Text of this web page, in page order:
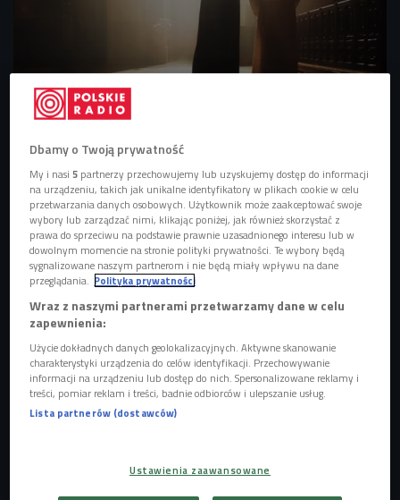
konklawe, którzy w dniu rozpoczęcia wakatu w Stolicy Apostolskiej nie
Gorodenkoff/Shutterstock.com
16 października obchodzimy 45. rocznicę wyboru
Karola Wojtyły na papieża.
Papieża wybierają kardynałowie w trakcie konklawe.
Kandydaci wybierani są z ich grona. Powinni
odznaczać się pobożnością i znajomością prawa
kanonicznego.
Po głosowaniu karty z nazwiskami kandydatów są
palone.
Na czas konklawe kardynałowie są zamknięci w
Kto wybiera papieża?
Dbamy o Twoją prywatność
My i nasi5 partnerzy przechowujemy lub uzyskujemy dostęp do informacji
na urządzeniu, takich jak unikalne identyfikatory w plikach cookie w celu
przetwarzania danych osobowych. Użytkownik może zaakceptować swoje
wybory lub zarządzać nimi, klikając poniżej, jak również skorzystać z
prawa do sprzeciwu na podstawie prawnie uzasadnionego interesu lub w
dowolnym momencie na stronie polityki prywatności. Te wybory będą
sygnalizowane naszym partnerom i nie będą miały wpływu na dane
przeglądania. Polityka prywatności
Wraz z naszymi partnerami przetwarzamy dane w celu
zapewnienia:
Użycie dokładnych danych geolokalizacyjnych. Aktywne skanowanie
charakterystyki urządzenia do celów identyfikacji. Przechowywanie
informacji na urządzeniu lub dostęp do nich. Spersonalizowane reklamy i
treści, pomiar reklam i treści, badnie odbiorców i ulepszanie usług.
Lista partnerów (dostawców)
Ustawienia zaawansowane